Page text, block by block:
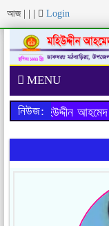
আজ Login
MENU
নিউজ:
মহিউদ্দীন